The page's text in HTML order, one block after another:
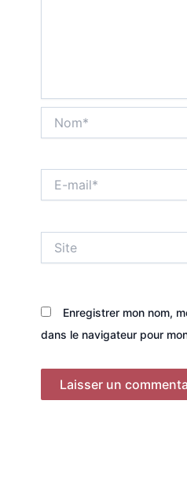
mail*
Enregistrer mon nom,
dans le navigateur pour